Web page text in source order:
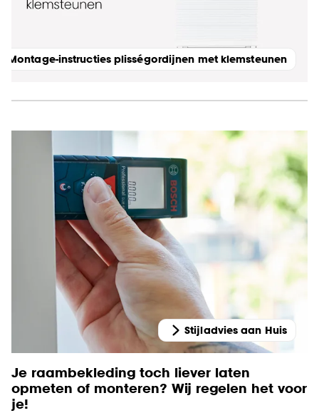
Montage-instructies plisségordijnen met klemsteunen
Stijladvies aan Huis
Je raambekleding toch liever laten
opmeten of monteren? Wij regelen het voor
je!